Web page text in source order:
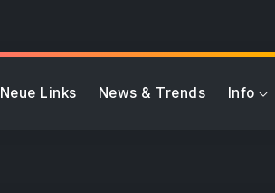
Neue Links News & Trends Info